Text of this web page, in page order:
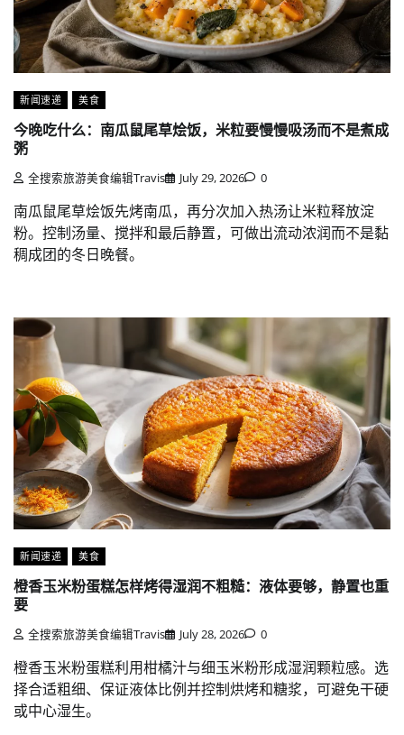
新闻速递 美食
今晚吃什么：南瓜鼠尾草烩饭，米粒要慢慢吸汤而不是煮成
粥
全搜索旅游美食编辑Travis July 29, 2026 0
南瓜鼠尾草烩饭先烤南瓜，再分次加入热汤让米粒释放淀
粉。控制汤量、搅拌和最后静置，可做出流动浓润而不是黏
稠成团的冬日晚餐。
新闻速递 美食
橙香玉米粉蛋糕怎样烤得湿润不粗糙：液体要够，静置也重
要
全搜索旅游美食编辑Travis July 28, 2026 0
橙香玉米粉蛋糕利用柑橘汁与细玉米粉形成湿润颗粒感。选
择合适粗细、保证液体比例并控制烘烤和糖浆，可避免干硬
或中心湿生。